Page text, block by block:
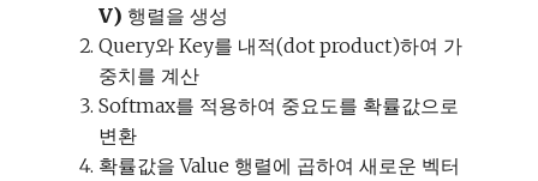
V) 행렬을 생성
Query와 Key를 내적(dot product)하여 가
중치를 계산
Softmax를 적용하여 중요도를 확률값으로
변환
확률값을 Value 행렬에 곱하여 새로운 벡터